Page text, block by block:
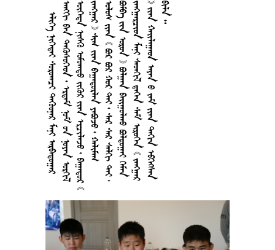
                                                               